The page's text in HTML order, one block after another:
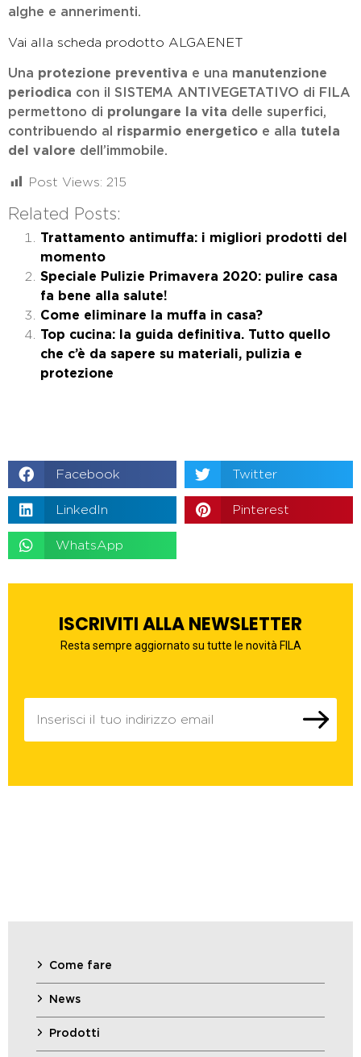
alghe e annerimenti.
Vai alla scheda prodotto ALGAENET
Una protezione preventiva e una manutenzione
periodica con il SISTEMA ANTIVEGETATIVO di FILA
permettono di prolungare la vita delle superfici,
contribuendo al risparmio energetico e alla tutela
del valore dell’immobile.
Post Views: 215
Related Posts:
Trattamento antimuffa: i migliori prodotti del
momento
Speciale Pulizie Primavera 2020: pulire casa
fa bene alla salute!
Come eliminare la muffa in casa?
Top cucina: la guida definitiva. Tutto quello
che c’è da sapere su materiali, pulizia e
protezione
Facebook Twitter
LinkedIn Pinterest
WhatsApp
ISCRIVITI ALLA NEWSLETTER
Resta sempre aggiornato su tutte le novità FILA
Come fare
News
Prodotti